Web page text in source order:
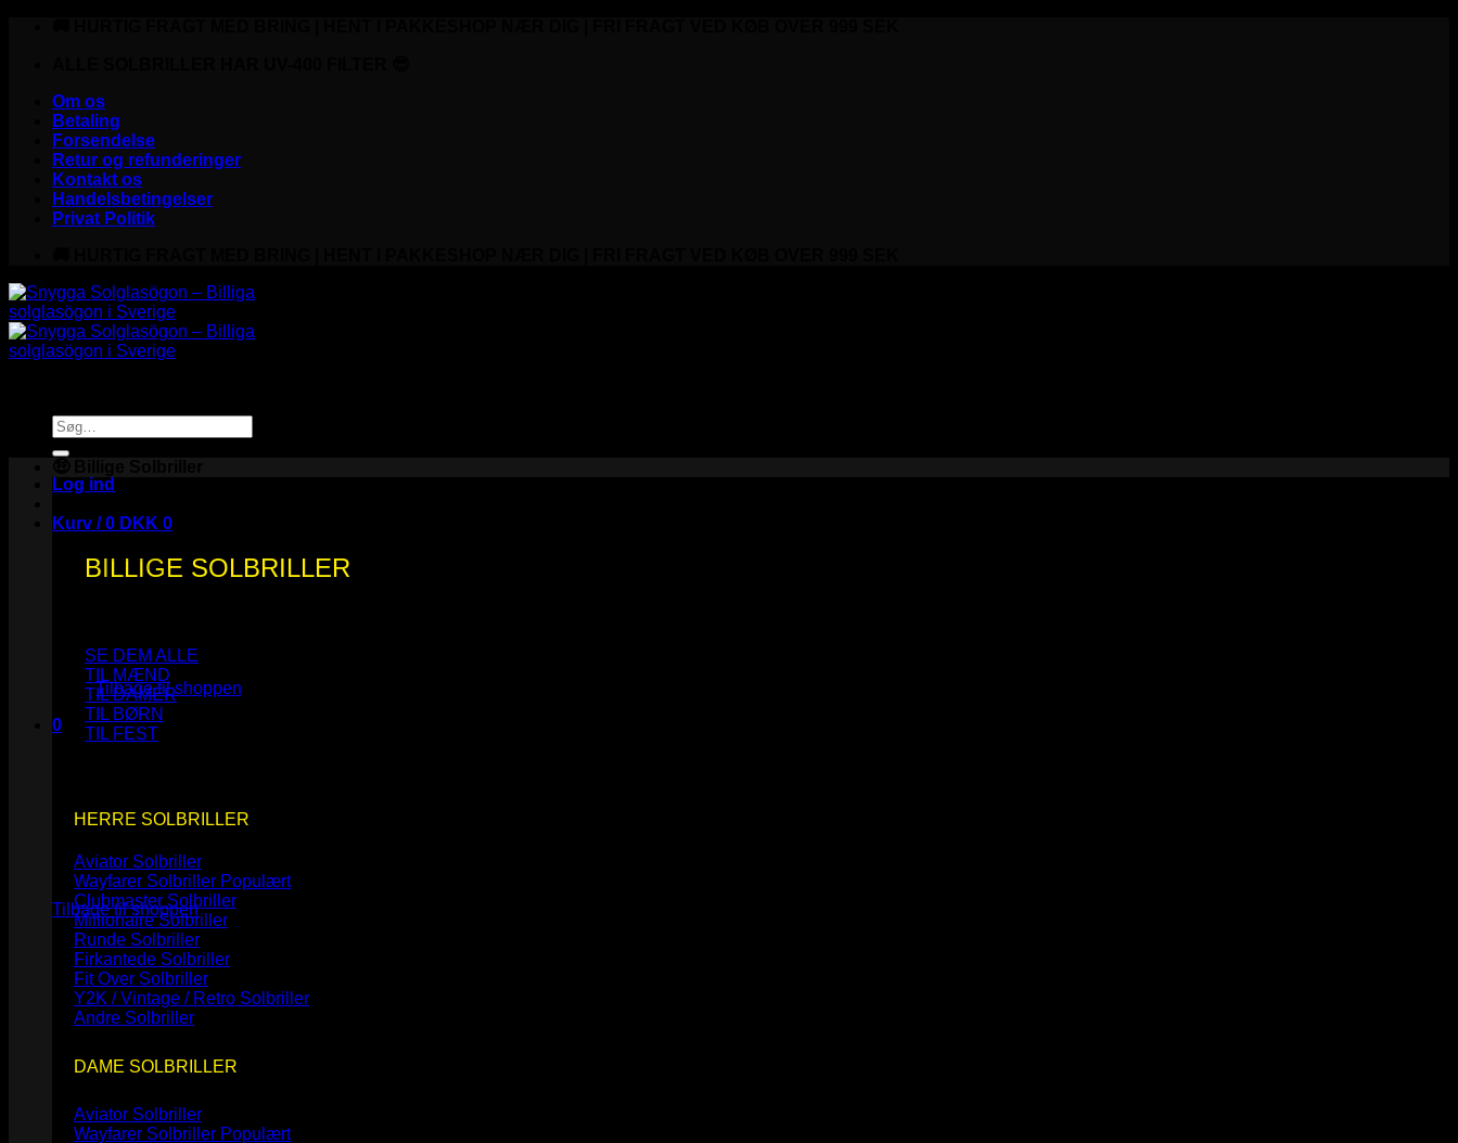
Om os
Betaling
Forsendelse
Retur og refunderinger
Kontakt os
Handelsbetingelser
Privat Politik
Søg
efter:
Log ind
Kurv /0 DKK 0
Ingen varer i kurven.
Tilbage til shoppen
0
Kurv
Ingen varer i kurven.
Tilbage til shoppen
BILLIGE SOLBRILLER
SE DEM ALLE
TIL MÆND
TIL DAMER
TIL BØRN
TIL FEST
HERRE SOLBRILLER
Aviator Solbriller
Wayfarer Solbriller
Clubmaster Solbriller
Millionaire Solbriller
Runde Solbriller
Firkantede Solbriller
Fit Over Solbriller
Y2K / Vintage / Retro Solbriller
Andre Solbriller
DAME SOLBRILLER
Aviator Solbriller
Wayfarer Solbriller